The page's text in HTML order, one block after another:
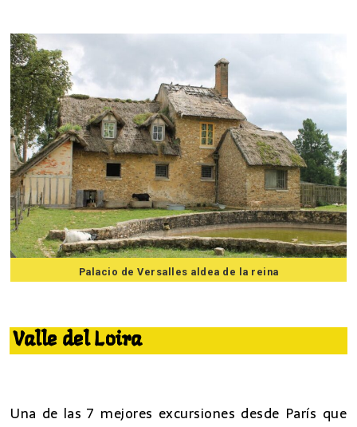
Palacio de Versalles aldea de la reina
Valle del Loira
Una de las 7 mejores excursiones desde París que